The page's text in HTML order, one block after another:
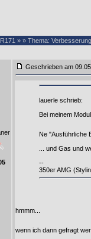
» » Thema:
Geschrieben am
lauerle schrieb:
Bei meinem
Ne "Ausführliche
... und Gas und
--
350er AMG
hmmm...
wenn ich dann gefragt